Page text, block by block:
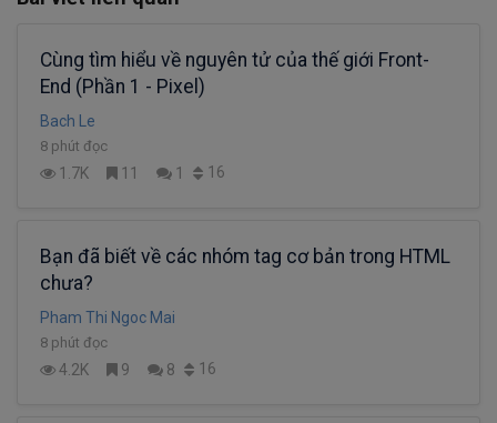
Cùng tìm hiểu về nguyên tử của thế giới Front-
End (Phần 1 - Pixel)
Bach Le
8 phút đọc
1.7K 11 1 16
Bạn đã biết về các nhóm tag cơ bản trong HTML
chưa?
Pham Thi Ngoc Mai
8 phút đọc
4.2K 9 8 16